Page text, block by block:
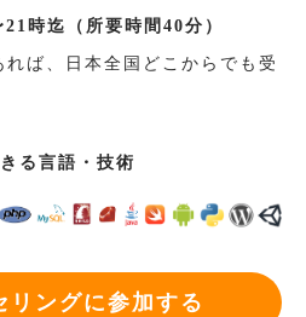
時迄（所要時間40分）
ば、日本全国どこからでも受
る言語・技術
リングに参加する